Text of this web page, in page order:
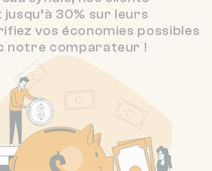
lots : 17
26000 Valence
lots : 24
30% sur leurs
vos économies possibles
notre comparateur !